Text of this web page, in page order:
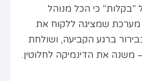
"בקלות" כי הכל מנוהל
שמציגה ללקוח את
ברגע הקביעה, ושולחת
משנה את הדינמיקה לחלוטין.